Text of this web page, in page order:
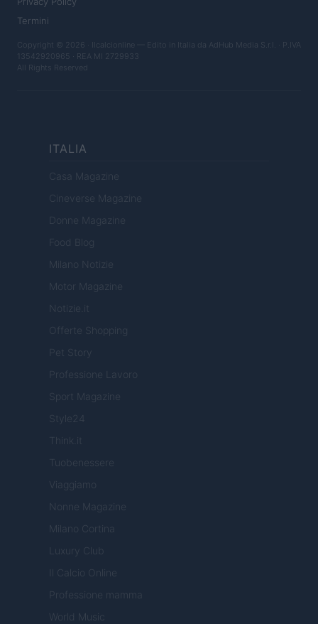
Termini
Copyright © 2026 · Ilcalcionline — Edito in Italia da AdHub Media S.r.l. · P.IVA
13542920965 · REA MI 2729933
All Rights Reserved
ITALIA
Casa Magazine
Cineverse Magazine
Donne Magazine
Food Blog
Milano Notizie
Motor Magazine
Notizie.it
Offerte Shopping
Pet Story
Professione Lavoro
Sport Magazine
Style24
Think.it
Tuobenessere
Viaggiamo
Nonne Magazine
Milano Cortina
Luxury Club
Il Calcio Online
Professione mamma
World Music